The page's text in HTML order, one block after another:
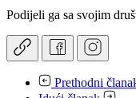
Podijeli ga sa svojim
Prethodni